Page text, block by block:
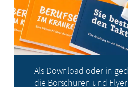
Als Download oder in
die Borschüren und